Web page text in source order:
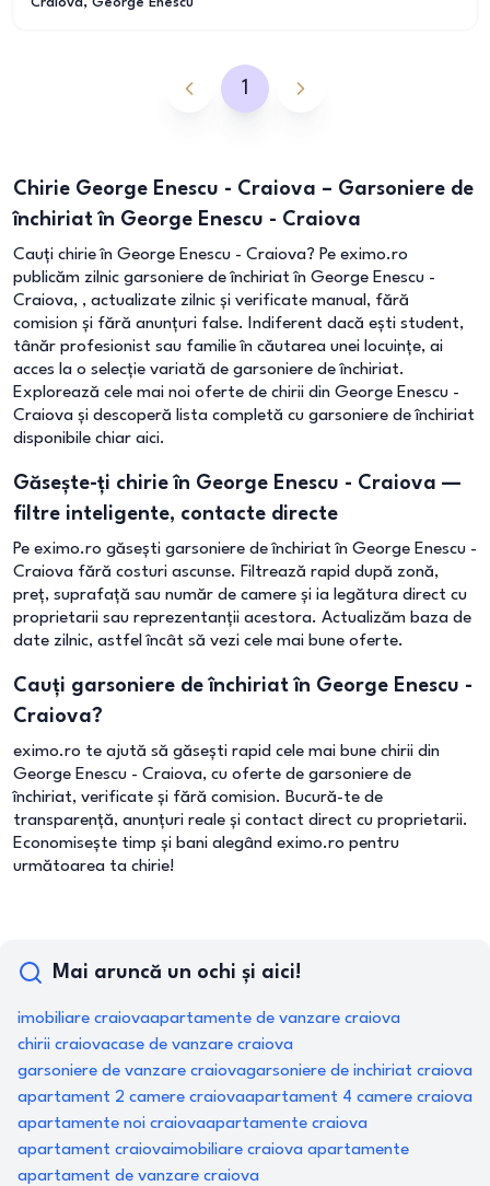
1
Chirie George Enescu - Craiova – Garsoniere de
închiriat în George Enescu - Craiova
Cauți chirie în George Enescu - Craiova? Pe eximo.ro
publicăm zilnic garsoniere de închiriat în George Enescu -
Craiova, , actualizate zilnic și verificate manual, fără
comision și fără anunțuri false. Indiferent dacă ești student,
tânăr profesionist sau familie în căutarea unei locuințe, ai
acces la o selecție variată de garsoniere de închiriat.
Explorează cele mai noi oferte de chirii din George Enescu -
Craiova și descoperă lista completă cu garsoniere de închiriat
disponibile chiar aici.
Găsește-ți chirie în George Enescu - Craiova —
filtre inteligente, contacte directe
Pe eximo.ro găsești garsoniere de închiriat în George Enescu -
Craiova fără costuri ascunse. Filtrează rapid după zonă,
preț, suprafață sau număr de camere și ia legătura direct cu
proprietarii sau reprezentanții acestora. Actualizăm baza de
date zilnic, astfel încât să vezi cele mai bune oferte.
Cauți garsoniere de închiriat în George Enescu -
Craiova?
eximo.ro te ajută să găsești rapid cele mai bune chirii din
George Enescu - Craiova, cu oferte de garsoniere de
închiriat, verificate și fără comision. Bucură-te de
transparență, anunțuri reale și contact direct cu proprietarii.
Economisește timp și bani alegând eximo.ro pentru
următoarea ta chirie!
Mai aruncă un ochi și aici!
imobiliare craiovaapartamente de vanzare craiova
chirii craiovacase de vanzare craiova
garsoniere de vanzare craiovagarsoniere de inchiriat craiova
apartament 2 camere craiovaapartament 4 camere craiova
apartamente noi craiovaapartamente craiova
apartament craiovaimobiliare craiova apartamente
apartament de vanzare craiova